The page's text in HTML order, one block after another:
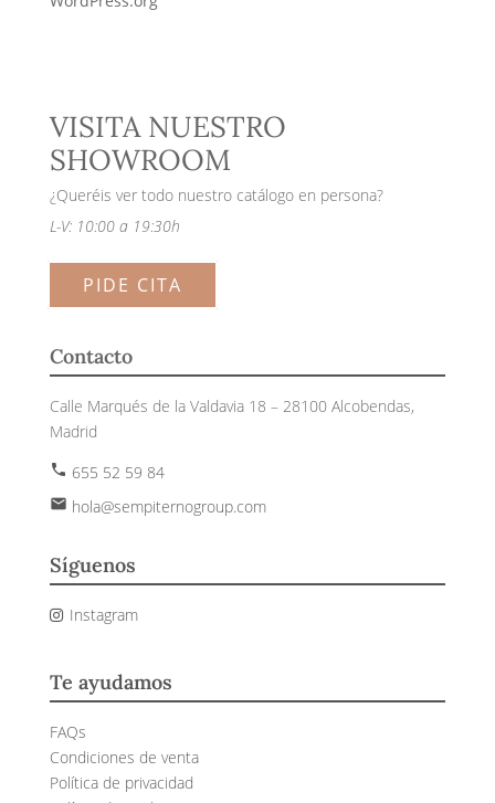
VISITA NUESTRO
SHOWROOM
¿Queréis ver todo nuestro catálogo en persona?
L-V: 10:00 a 19:30h
PIDE CITA
Contacto
Calle Marqués de la Valdavia 18 – 28100 Alcobendas,
Madrid
phone 655 52 59 84
email hola@sempiternogroup.com
Síguenos
Instagram
Te ayudamos
FAQs
Condiciones de venta
Política de privacidad